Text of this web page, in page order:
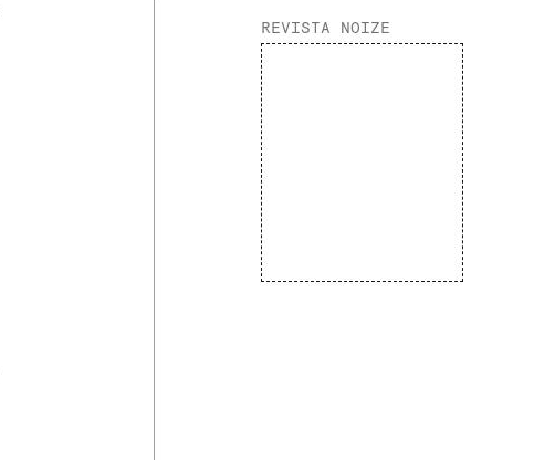
REVISTA NOIZE